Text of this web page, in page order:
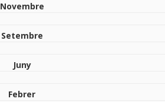
Novembre
Setembre
Juny
Febrer